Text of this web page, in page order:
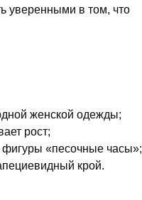
уверенными в том, что
женской одежды;
рост;
фигуры «песочные часы»;
крой.